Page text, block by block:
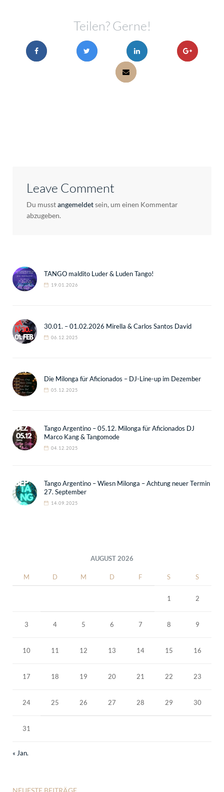
Teilen? Gerne!
Leave Comment
Du musstangemeldetsein, um einen Kommentar
abzugeben.
TANGO maldito Luder & Luden Tango!
19.01.2026
30.01. – 01.02.2026 Mirella & Carlos Santos David
06.12.2025
Die Milonga für Aficionados – DJ-Line-up im Dezember
05.12.2025
Tango Argentino – 05.12. Milonga für Aficionados DJ
Marco Kang & Tangomode
04.12.2025
Tango Argentino – Wiesn Milonga – Achtung neuer Termin
27. September
14.09.2025
AUGUST 2026
M D M D F S S
1 2
3 4 5 6 7 8 9
10 11 12 13 14 15 16
17 18 19 20 21 22 23
24 25 26 27 28 29 30
31
« Jan.
NEUESTE BEITRÄGE